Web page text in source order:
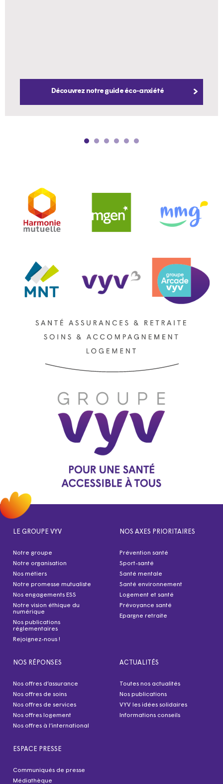
Découvrez notre guide éco-anxiété
LE GROUPE VYV
Notre groupe
Notre organisation
Nos métiers
Notre promesse mutualiste
Nos engagements ESS
Notre vision éthique du
numérique
Nos publications
réglementaires
Rejoignez-nous !
NOS AXES PRIORITAIRES
Prévention santé
Sport-santé
Santé mentale
Santé environnement
Logement et santé
Prévoyance santé
Epargne retraite
NOS RÉPONSES
Nos offres d’assurance
Nos offres de soins
Nos offres de services
Nos offres logement
Nos offres à l’international
ACTUALITÉS
Toutes nos actualités
Nos publications
VYV les idées solidaires
Informations conseils
ESPACE PRESSE
Communiqués de presse
Médiathèque